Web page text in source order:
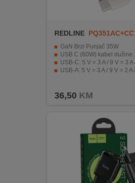
REKLAMACIJA
REDLINE
GaN Brzi Punjač 35W
USB C (60W) kabel dužine
USB-C: 5 V = 3 A / 9 V = 3 A / 15 V = 2,33 A / 20 V =
USB-A: 5 V = 3 A / 9 V = 2 A / 12 V =
36,50 KM